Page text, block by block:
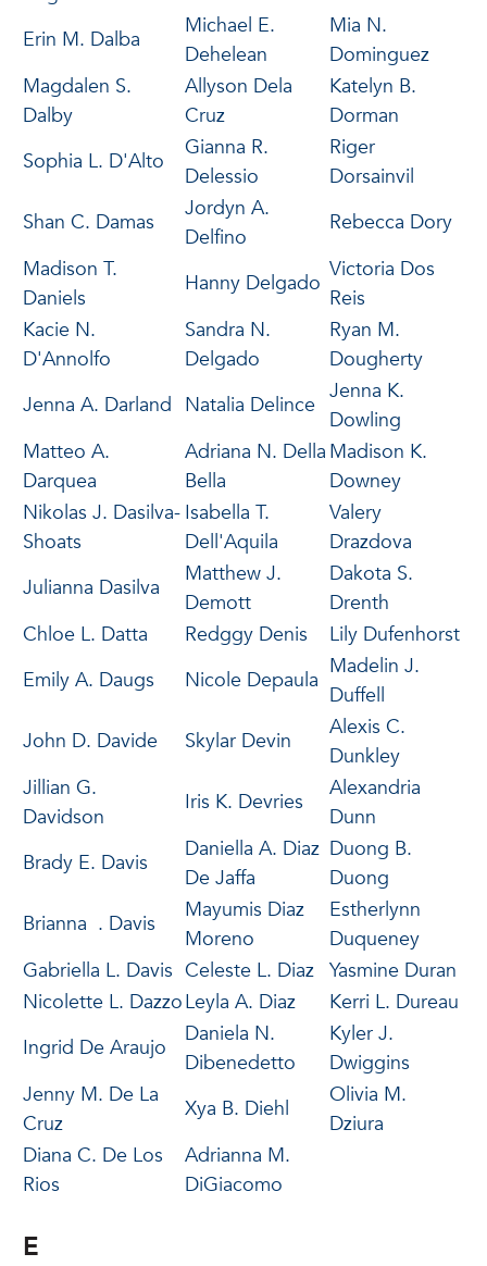
Erin M. Dalba
Michael E.
Dehelean
Mia N.
Dominguez
Magdalen S.
Dalby
Allyson Dela
Cruz
Katelyn B.
Dorman
Sophia L. D'Alto
Gianna R.
Delessio
Riger
Dorsainvil
Shan C. Damas
Jordyn A.
Delfino
Rebecca Dory
Madison T.
Daniels
Hanny Delgado
Victoria Dos
Reis
Kacie N.
D'Annolfo
Sandra N.
Delgado
Ryan M.
Dougherty
Jenna A. Darland Natalia Delince
Jenna K.
Dowling
Matteo A.
Darquea
Adriana N. Della
Bella
Madison K.
Downey
Nikolas J. Dasilva-
Shoats
Isabella T.
Dell'Aquila
Valery
Drazdova
Julianna Dasilva
Matthew J.
Demott
Dakota S.
Drenth
Chloe L. Datta
Redggy Denis
Lily Dufenhorst
Emily A. Daugs
Nicole Depaula
Madelin J.
Duffell
John D. Davide
Skylar Devin
Alexis C.
Dunkley
Jillian G.
Davidson
Iris K. Devries
Alexandria
Dunn
Brady E. Davis
Daniella A. Diaz
De Jaffa
Duong B.
Duong
Brianna . Davis
Mayumis Diaz
Moreno
Estherlynn
Duqueney
Gabriella L. Davis Celeste L. Diaz Yasmine Duran
Nicolette L. DazzoLeyla A. Diaz
Kerri L. Dureau
Ingrid De Araujo
Daniela N.
Dibenedetto
Kyler J.
Dwiggins
Jenny M. De La
Cruz
Xya B. Diehl
Olivia M.
Dziura
Diana C. De Los
Rios
Adrianna M.
DiGiacomo
E